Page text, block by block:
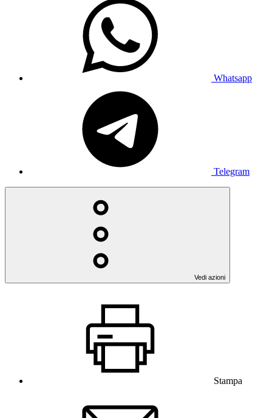
Whatsapp
Telegram
Vedi azioni
Stampa